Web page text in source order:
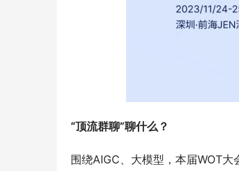
“顶流群聊”聊什么？
围绕AIGC、大模型，本届WOT